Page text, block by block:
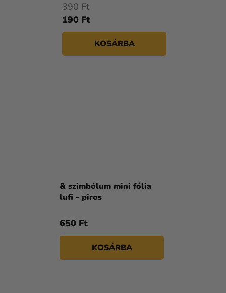
190 Ft
390 Ft
KOSÁRBA
& szimbólum mini fólia
lufi - piros
650 Ft
KOSÁRBA